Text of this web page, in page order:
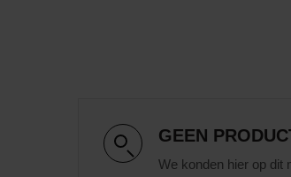
GEEN
We konden hier op dit